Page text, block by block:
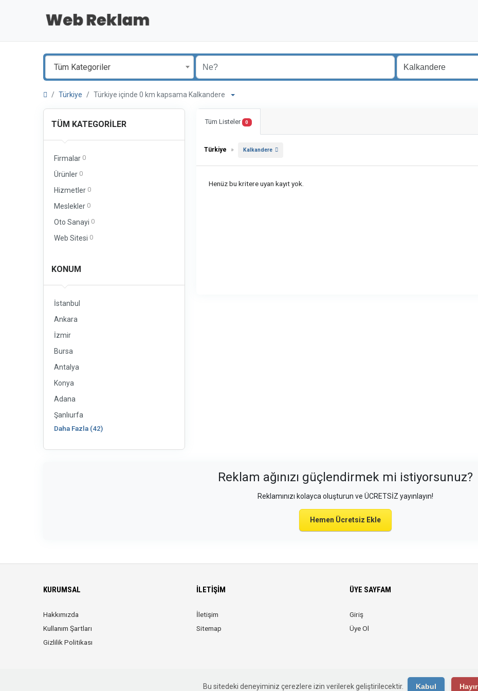
Tüm Kategoriler
Türkiye Türkiye içinde 0 km kapsama Kalkandere
TÜM KATEGORILER
Firmalar 0
Ürünler 0
Hizmetler 0
Meslekler 0
Oto Sanayi 0
Web Sitesi 0
KONUM
İstanbul
Ankara
İzmir
Bursa
Antalya
Konya
Adana
Şanlıurfa
Daha Fazla (42)
Tüm Listeler 0
Türkiye » Kalkandere
Henüz bu kritere uyan kayıt yok.
Reklam ağınızı güçlendirmek mi istiyorsunuz?
Reklamınızı kolayca oluşturun ve ÜCRETSİZ yayınlayın!
Hemen Ücretsiz Ekle
KURUMSAL
Hakkımızda
Kullanım Şartları
Gizlilik Politikası
İLETIŞIM
İletişim
Sitemap
ÜYE SAYFAM
Giriş
Üye Ol
Bu sitedeki deneyiminiz çerezlere izin verilerek geliştirilecektir. Kabul Hayır